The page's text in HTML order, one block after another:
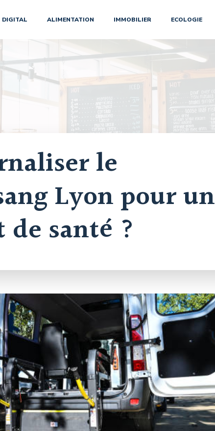
DIGITAL ALIMENTATION IMMOBILIER ECOLOGIE
le
Lyon pour un
santé ?